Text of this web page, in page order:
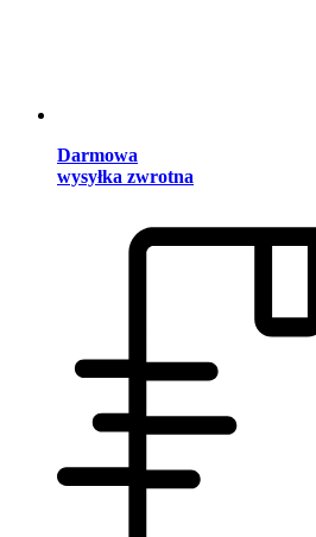
Darmowa
wysyłka zwrotna